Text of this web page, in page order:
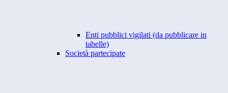
Enti pubblici vigilati (da pubblicare in
tabelle)
Società partecipate